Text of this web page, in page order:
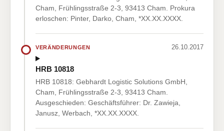
Cham, Frühlingsstraße 2-3, 93413 Cham. Prokura
erloschen: Pinter, Darko, Cham, *XX.XX.XXXX.
VERÄNDERUNGEN 26.10.2017
HRB 10818
HRB 10818: Gebhardt Logistic Solutions GmbH,
Cham, Frühlingsstraße 2-3, 93413 Cham.
Ausgeschieden: Geschäftsführer: Dr. Zawieja,
Janusz, Werbach, *XX.XX.XXXX.